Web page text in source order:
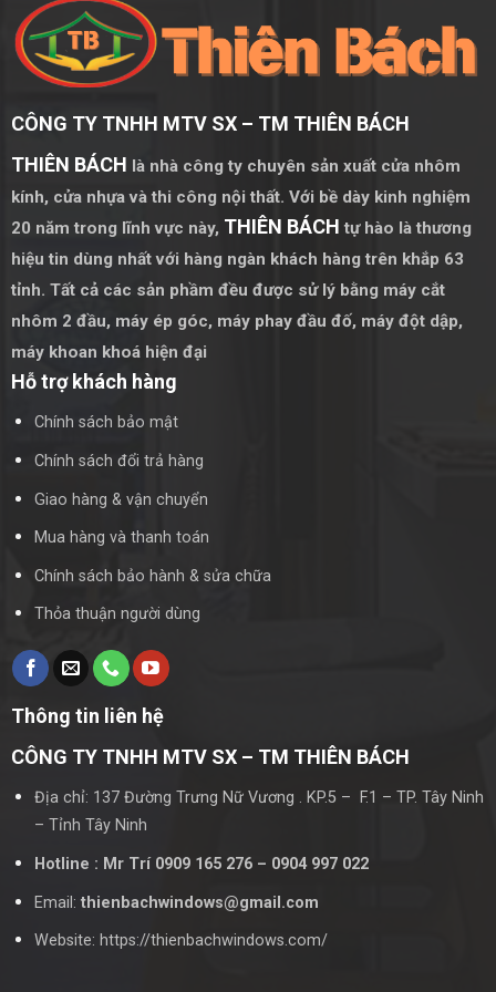
Tạo cảm giác không gian rộng hơn:
trong các không gian nhỏ giúp tạo cảm giác mở rộng và
thoáng đãng hơn.
tế góp phần làm tăng tính thẩm mỹ cho không gian sống.
Gương soi là một vật dụng không thể thiếu, mang lại nhiều
lợi ích thiết thực và thẩm mỹ cho ngôi nhà của bạn. Với đa
dạng về thiết kế và chức năng, gương soi không chỉ phục vụ
nhu cầu hàng ngày mà còn là một yếu tố trang trí quan trọng,
giúp nâng tầm không gian sống.
CÔNG TY TNHH MTV SX – TM THIÊN BÁCH
THIÊN BÁCH là nhà công ty chuyên sản xuất cửa nhôm
kính, cửa nhựa và thi công nội thất. Với bề dày kinh nghiệm
20 năm trong lĩnh vực này, THIÊN BÁCH tự hào là thương
hiệu tin dùng nhất với hàng ngàn khách hàng trên khắp 63
tỉnh. Tất cả các sản phầm đều được sử lý bằng máy cắt
nhôm 2 đầu, máy ép góc, máy phay đầu đố, máy đột dập,
máy khoan khoá hiện đại
Hỗ trợ khách hàng
Chính sách bảo mật
Chính sách đổi trả hàng
Giao hàng & vận chuyển
Mua hàng và thanh toán
Chính sách bảo hành & sửa chữa
Thỏa thuận người dùng
Thông tin liên hệ
CÔNG TY TNHH MTV SX – TM THIÊN BÁCH
Địa chỉ: 137 Đường Trưng Nữ Vương . KP.5 – F.1 – TP. Tây Ninh
– Tỉnh Tây Ninh
Hotline : Mr Trí 0909 165 276 – 0904 997 022
Email: thienbachwindows@gmail.com
Website: https://thienbachwindows.com/